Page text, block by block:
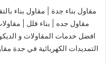
مقاول بناء جدة | مقاول بناء
مقاول جده | بناء فلل |
افضل خدمات المقاولات و
التمديدات الكهربائية في جدة